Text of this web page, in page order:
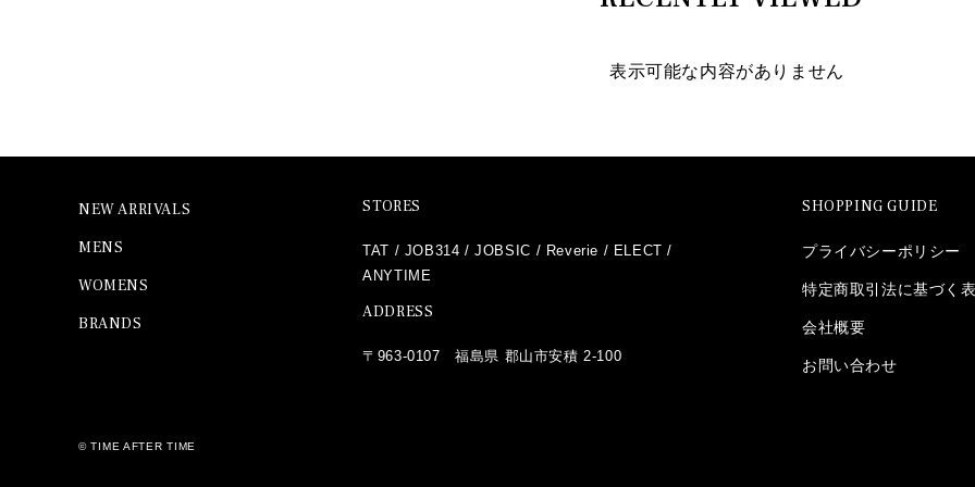
表示可能な内容がありません
NEW ARRIVALS
MENS
WOMENS
BRANDS
STORES
TAT / JOB314 /JOBSIC / Reverie / ELECT /
ANYTIME
ADDRESS
〒963-0107 福島県 郡山市安積 2-100
SHOPPING GUIDE
プライバシーポリシー
特定商取引法に基づく
会社概要
お問い合わせ
© TIME AFTER TIME